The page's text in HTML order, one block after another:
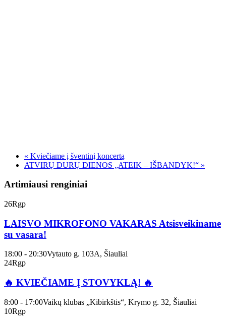
« Kviečiame į šventinį koncertą
ATVIRŲ DURŲ DIENOS „ATEIK – IŠBANDYK!“ »
Artimiausi renginiai
26Rgp
LAISVO MIKROFONO VAKARAS Atsisveikiname
su vasara!
18:00 - 20:30Vytauto g. 103A, Šiauliai
24Rgp
🔥 KVIEČIAME Į STOVYKLĄ! 🔥
8:00 - 17:00Vaikų klubas „Kibirkštis“, Krymo g. 32, Šiauliai
10Rgp